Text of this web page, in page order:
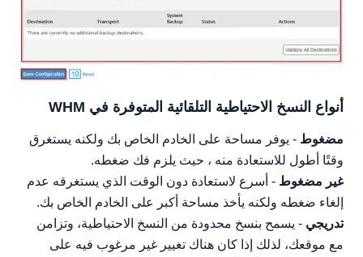
أنواع النسخ الاحتياطية التلقائية المتوفرة في WHM
مضغوط - يوفر مساحة على الخادم الخاص بك ولكنه يستغرق
وقتًا أطول للاستعادة منه ، حيث يلزم فك ضغطه.
غير مضغوط - أسرع لاستعادة دون الوقت الذي يستغرقه عدم
إلغاء ضغطه ولكنه يأخذ مساحة أكبر على الخادم الخاص بك.
تدريجي - يسمح بنسخ محدودة من النسخ الاحتياطية، وتزامن
مع موقعك، لذلك إذا كان هناك تغيير غير مرغوب فيه على